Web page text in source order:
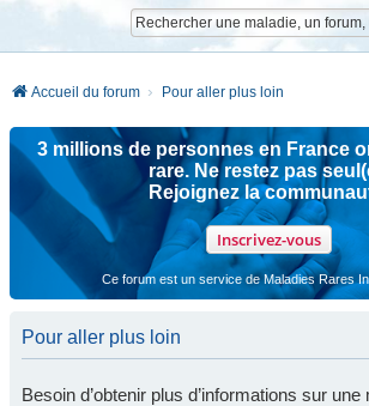
Accueil du forum Pour aller plus loin
3 millions de personnes en France
rare. Ne restez pas
Rejoignez la
Inscrivez-vous
Ce forum est un service de Maladies Rares
Pour aller plus loin
Besoin d’obtenir plus d’informations sur une